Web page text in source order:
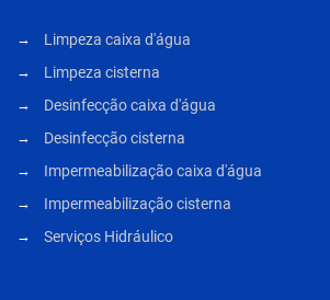
Limpeza caixa d'água
Limpeza cisterna
Desinfecção caixa d'água
Desinfecção cisterna
Impermeabilização caixa d'água
Impermeabilização cisterna
Serviços Hidráulico